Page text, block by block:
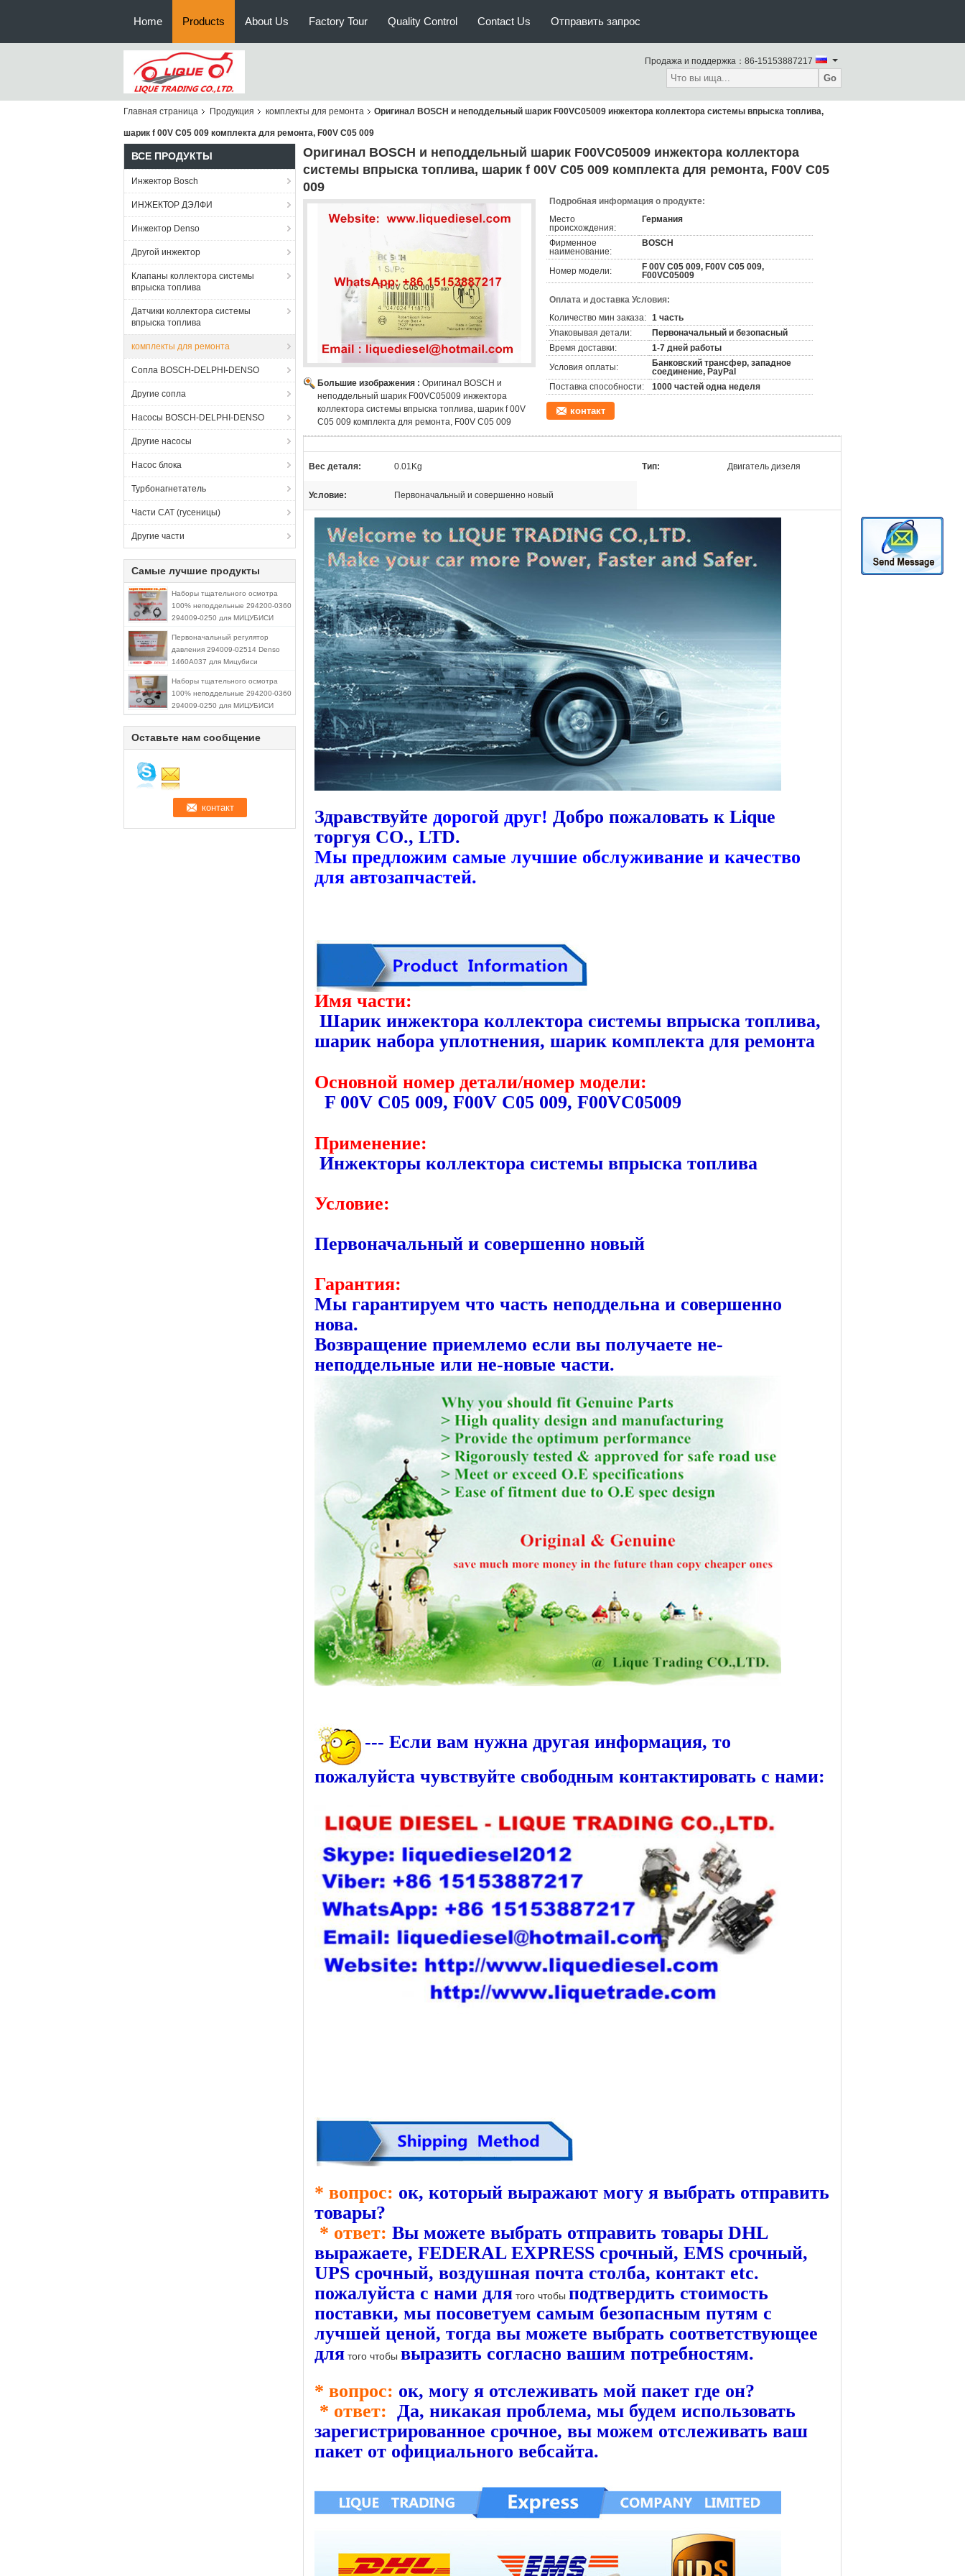
Home Products About Us Factory Tour Quality Control Contact Us Отправить запрос
Продажа и поддержка： 86-15153887217
Go
Главная страница Продукция комплекты для ремонта Оригинал BOSCH и неподдельный шарик F00VC05009 инжектора коллектора системы впрыска топлива,
шарик f 00V C05 009 комплекта для ремонта, F00V C05 009
ВСЕ ПРОДУКТЫ
Инжектор Bosch
ИНЖЕКТОР ДЭЛФИ
Инжектор Denso
Другой инжектор
Клапаны коллектора системы
впрыска топлива
Датчики коллектора системы
впрыска топлива
комплекты для ремонта
Сопла BOSCH-DELPHI-DENSO
Другие сопла
Насосы BOSCH-DELPHI-DENSO
Другие насосы
Насос блока
Турбонагнетатель
Части CAT (гусеницы)
Другие части
Самые лучшие продукты
Наборы тщательного осмотра
100% неподдельные 294200-0360
294009-0250 для МИЦУБИСИ
Первоначальный регулятор
давления 294009-02514 Denso
1460A037 для Мицубиси
Наборы тщательного осмотра
100% неподдельные 294200-0360
294009-0250 для МИЦУБИСИ
1460A037, NISSAN A6860-VM09A
Оставьте нам сообщение
Оригинал BOSCH и неподдельный шарик F00VC05009 инжектора коллектора
системы впрыска топлива, шарик f 00V C05 009 комплекта для ремонта, F00V C05
009
Большие изображения : Оригинал BOSCH и
неподдельный шарик F00VC05009 инжектора
коллектора системы впрыска топлива, шарик f 00V
C05 009 комплекта для ремонта, F00V C05 009
Подробная информация о продукте:
Место
происхождения:
Германия
Фирменное
наименование:
BOSCH
Номер модели:
F 00V C05 009, F00V C05 009,
F00VC05009
Оплата и доставка Условия:
Количество мин заказа: 1 часть
Упаковывая детали:
Первоначальный и безопасный
Время доставки:
1-7 дней работы
Условия оплаты:
Банковский трансфер, западное
соединение, PayPal
Поставка способности:
1000 частей одна неделя
контакт
Вес деталя: 0.01Kg Тип: Двигатель дизеля
Условие: Первоначальный и совершенно новый
Здравствуйте дорогой друг! Добро пожаловать к Lique
торгуя CO., LTD.
Мы предложим самые лучшие обслуживание и качество
для автозапчастей.
Имя части:
Шарик инжектора коллектора системы впрыска топлива,
шарик набора уплотнения, шарик комплекта для ремонта
Основной номер детали/номер модели:
F 00V C05 009, F00V C05 009, F00VC05009
Применение:
Инжекторы коллектора системы впрыска топлива
Условие:
Первоначальный и совершенно новый
Гарантия:
Мы гарантируем что часть неподдельна и совершенно
нова.
Возвращение приемлемо если вы получаете не-
неподдельные или не-новые части.
--- Если вам нужна другая информация, то
пожалуйста чувствуйте свободным контактировать с нами:
* вопрос: ок, который выражают могу я выбрать отправить
товары?
* ответ: Вы можете выбрать отправить товары DHL
выражаете, FEDERAL EXPRESS срочный, EMS срочный,
UPS срочный, воздушная почта столба, контакт etc.
пожалуйста с нами для того чтобы подтвердить стоимость
поставки, мы посоветуем самым безопасным путям с
лучшей ценой, тогда вы можете выбрать соответствующее
для того чтобы выразить согласно вашим потребностям.
* вопрос: ок, могу я отслеживать мой пакет где он?
* ответ: Да, никакая проблема, мы будем использовать
зарегистрированное срочное, вы можем отслеживать ваш
пакет от официального вебсайта.